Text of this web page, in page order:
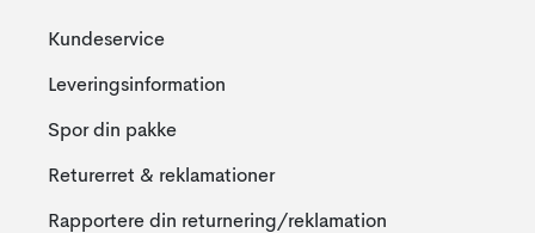
Kundeservice
Leveringsinformation
Spor din pakke
Returerret & reklamationer
Rapportere din returnering/reklamation